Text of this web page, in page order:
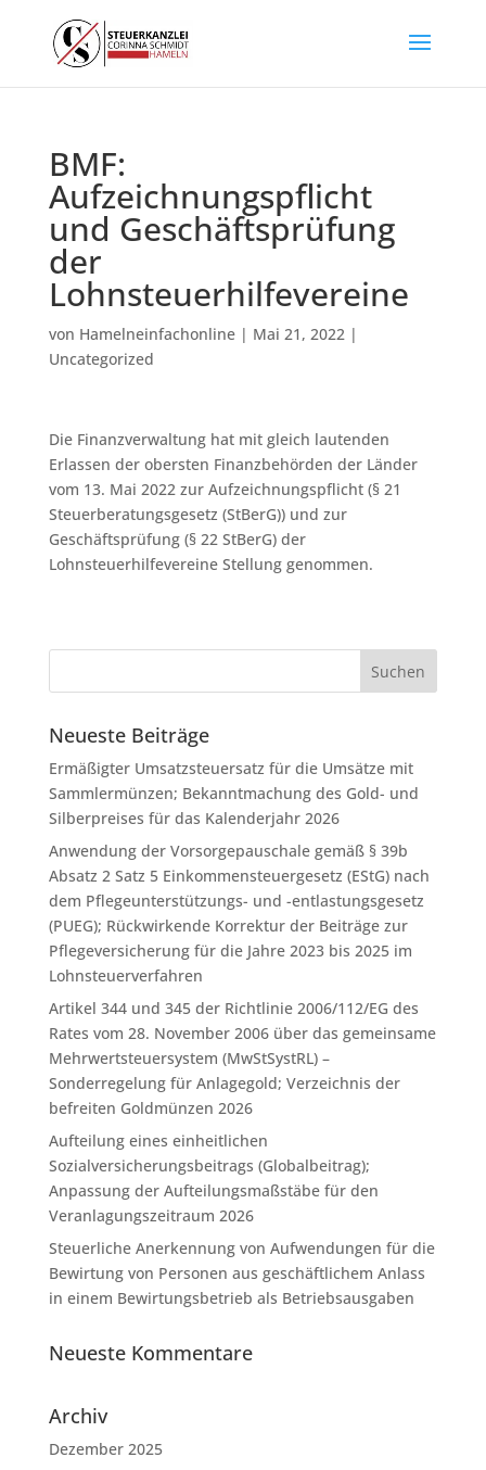
BMF:
Aufzeichnungspflicht
und Geschäftsprüfung
der
Lohnsteuerhilfevereine
von Hamelneinfachonline| Mai 21, 2022|
Uncategorized
Die Finanzverwaltung hat mit gleich lautenden
Erlassen der obersten Finanzbehörden der Länder
vom 13. Mai 2022 zur Aufzeichnungspflicht (§ 21
Steuerberatungsgesetz (StBerG)) und zur
Geschäftsprüfung (§ 22 StBerG) der
Lohnsteuerhilfevereine Stellung genommen.
Neueste Beiträge
Ermäßigter Umsatzsteuersatz für die Umsätze mit
Sammlermünzen; Bekanntmachung des Gold- und
Silberpreises für das Kalenderjahr 2026
Anwendung der Vorsorgepauschale gemäß § 39b
Absatz 2 Satz 5 Einkommensteuergesetz (EStG) nach
dem Pflegeunterstützungs- und -entlastungsgesetz
(PUEG); Rückwirkende Korrektur der Beiträge zur
Pflegeversicherung für die Jahre 2023 bis 2025 im
Lohnsteuerverfahren
Artikel 344 und 345 der Richtlinie 2006/112/EG des
Rates vom 28. November 2006 über das gemeinsame
Mehrwertsteuersystem (MwStSystRL) –
Sonderregelung für Anlagegold; Verzeichnis der
befreiten Goldmünzen 2026
Aufteilung eines einheitlichen
Sozialversicherungsbeitrags (Globalbeitrag);
Anpassung der Aufteilungsmaßstäbe für den
Veranlagungszeitraum 2026
Steuerliche Anerkennung von Aufwendungen für die
Bewirtung von Personen aus geschäftlichem Anlass
in einem Bewirtungsbetrieb als Betriebsausgaben
Neueste Kommentare
Archiv
Dezember 2025